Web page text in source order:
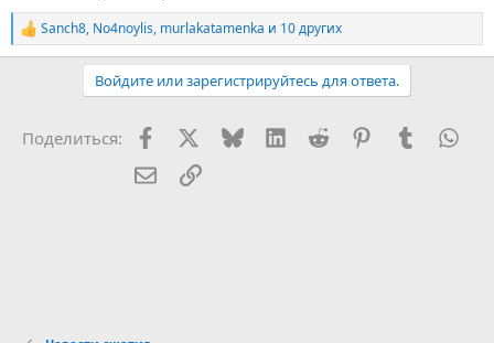
Р
е
и
Sanch8, No4noylis, murlakatamenka и 10 других
Войдите или зарегистрируйтесь для ответа.
Поделиться: FacebookX (Twitter)
BlueskyLinkedInReddit PinterestTumblr
Электронная почта
Ссылка